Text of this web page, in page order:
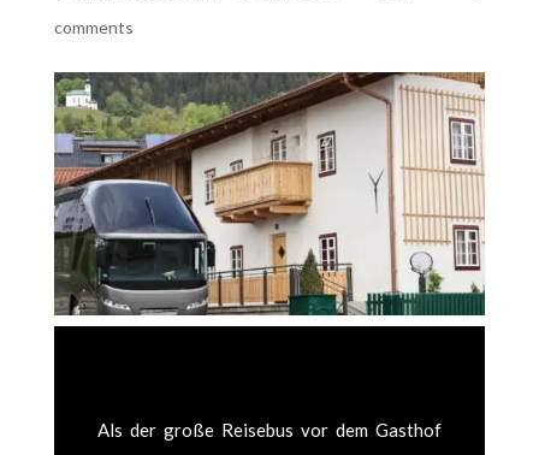
comments
Als der große Reise­bus vor dem Gasthof